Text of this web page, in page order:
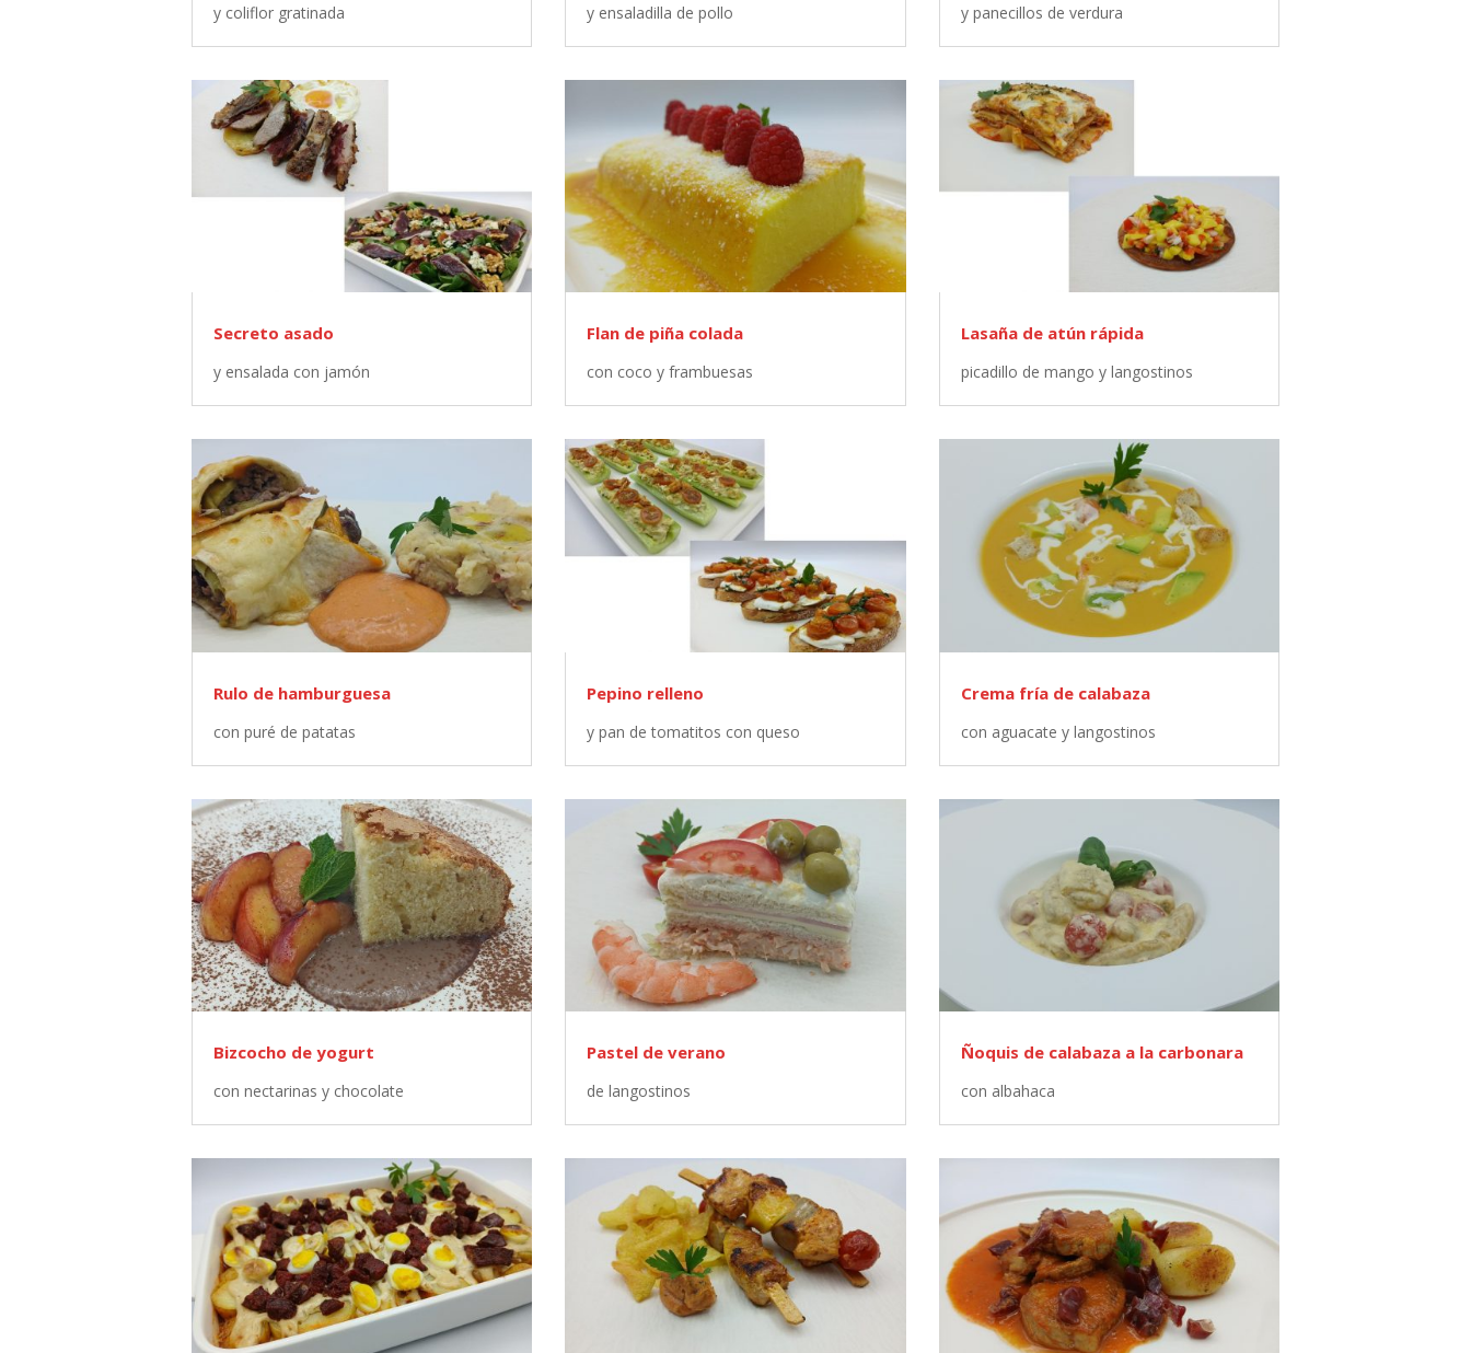
y coliflor gratinada
Secreto asado
y ensalada con jamón
Rulo de hamburguesa
con puré de patatas
Bizcocho de yogurt
con nectarinas y chocolate
y ensaladilla de pollo
Flan de piña colada
con coco y frambuesas
Pepino relleno
y pan de tomatitos con queso
Pastel de verano
de langostinos
y panecillos de verdura
Lasaña de atún rápida
picadillo de mango y langostinos
Crema fría de calabaza
con aguacate y langostinos
Ñoquis de calabaza a la carbonara
con albahaca